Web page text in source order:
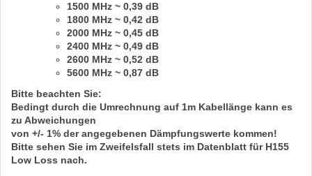
1500 MHz ~ 0,39 dB
1800 MHz ~ 0,42 dB
2000 MHz ~ 0,45 dB
2400 MHz ~ 0,49 dB
2600 MHz ~ 0,52 dB
5600 MHz ~ 0,87 dB
Bitte beachten Sie:
Bedingt durch die Umrechnung auf 1m Kabellänge kann es
zu Abweichungen
von +/- 1% der angegebenen Dämpfungswerte kommen!
Bitte sehen Sie im Zweifelsfall stets im Datenblatt für H155
Low Loss nach.